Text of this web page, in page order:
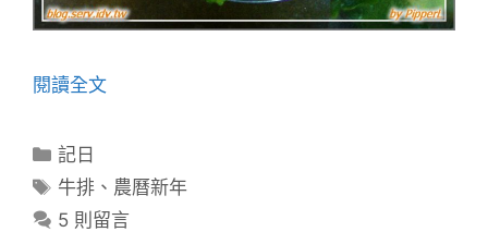
閱讀全文
分
類
記日
標
籤
牛排 、 農曆新年
5 則留言